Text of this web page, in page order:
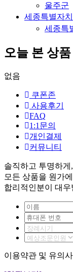
울주군
세종특별자치
세종특
오늘 본 상품
없음
쿠폰존
사용후기
FAQ
1:1문의
개인결제
커뮤니티
솔직하고 투명하게,
모든 상품을 원가
합리적인분이 대
이용약관 및 유의